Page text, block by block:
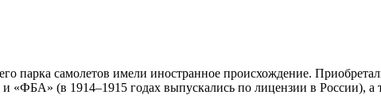
парка самолетов имели иностранное происхождение.
(в 1914–1915 годах выпускались по лицензии в России), а